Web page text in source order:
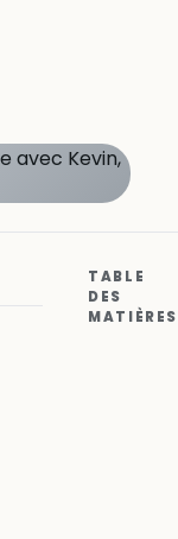
TABLE
DES
MATIÈRES